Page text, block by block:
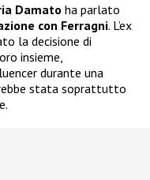
Damato ha parlato
con Ferragni. L’ex
la decisione di
insieme,
durante una
stata soprattutto